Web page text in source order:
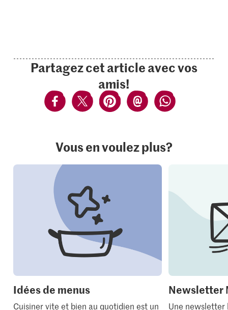
Partagez cet article avec vos
amis!
Vous en voulez plus?
Idées de menus
Cuisiner vite et bien au quotidien est un
Newsletter
Une newsletter